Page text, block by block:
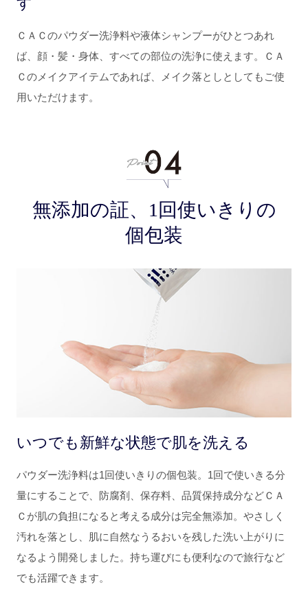
ＣＡＣのパウダー洗浄料や液体シャンプーがひとつあれ
ば、顔・髪・身体、すべての部位の洗浄に使えます。ＣＡ
Ｃのメイクアイテムであれば、メイク落としとしてもご使
用いただけます。
無添加の証、1回使いきりの
個包装
いつでも新鮮な状態で肌を洗える
パウダー洗浄料は1回使いきりの個包装。1回で使いきる分
量にすることで、防腐剤、保存料、品質保持成分などＣＡ
Ｃが肌の負担になると考える成分は完全無添加。やさしく
汚れを落とし、肌に自然なうるおいを残した洗い上がりに
なるよう開発しました。持ち運びにも便利なので旅行など
でも活躍できます。